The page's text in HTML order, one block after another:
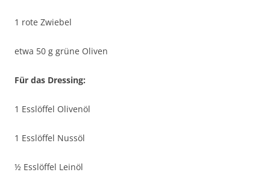
1 rote Zwiebel
etwa 50 g grüne Oliven
Für das Dressing:
1 Esslöffel Olivenöl
1 Esslöffel Nussöl
½ Esslöffel Leinöl